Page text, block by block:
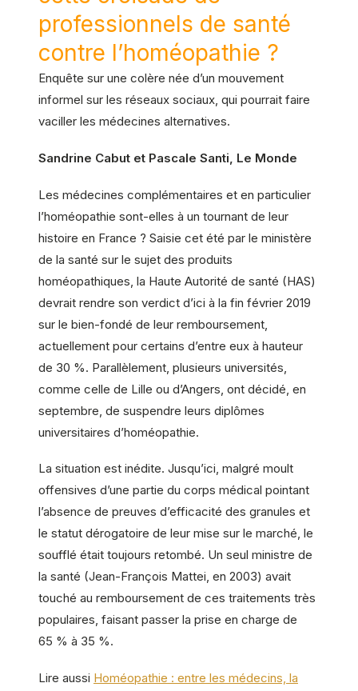
professionnels de santé
contre l’homéopathie ?
Enquête sur une colère née d’un mouvement
informel sur les réseaux sociaux, qui pourrait faire
vaciller les médecines alternatives.
Sandrine Cabut et Pascale Santi, Le Monde
Les médecines complémentaires et en particulier
l’homéopathie sont-elles à un tournant de leur
histoire en France ? Saisie cet été par le ministère
de la santé sur le sujet des produits
homéopathiques, la Haute Autorité de santé (HAS)
devrait rendre son verdict d’ici à la fin février 2019
sur le bien-fondé de leur remboursement,
actuellement pour certains d’entre eux à hauteur
de 30 %. Parallèlement, plusieurs universités,
comme celle de Lille ou d’Angers, ont décidé, en
septembre, de suspendre leurs diplômes
universitaires d’homéopathie.
La situation est inédite. Jusqu’ici, malgré moult
offensives d’une partie du corps médical pointant
l’absence de preuves d’efficacité des granules et
le statut dérogatoire de leur mise sur le marché, le
soufflé était toujours retombé. Un seul ministre de
la santé (Jean-François Mattei, en 2003) avait
touché au remboursement de ces traitements très
populaires, faisant passer la prise en charge de
65 % à 35 %.
Lire aussi Homéopathie : entre les médecins, la